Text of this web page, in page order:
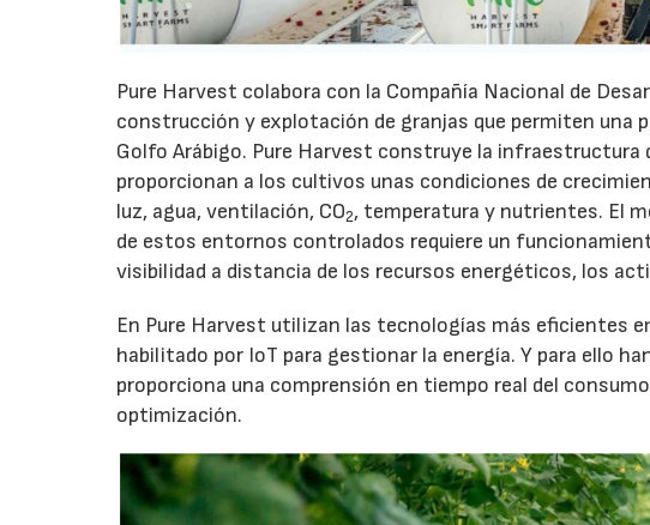
Pure Harvest colabora con la Compañía Nacional de
construcción y explotación de granjas que permiten
Golfo Arábigo. Pure Harvest construye la
proporcionan a los cultivos unas condiciones de
luz, agua, ventilación, CO2, temperatura y nutrientes. El
de estos entornos controlados requiere un
visibilidad a distancia de los recursos energéticos, los
En Pure Harvest utilizan las tecnologías más eficientes
habilitado por IoT para gestionar la energía. Y para ello
proporciona una comprensión en tiempo real del
optimización.